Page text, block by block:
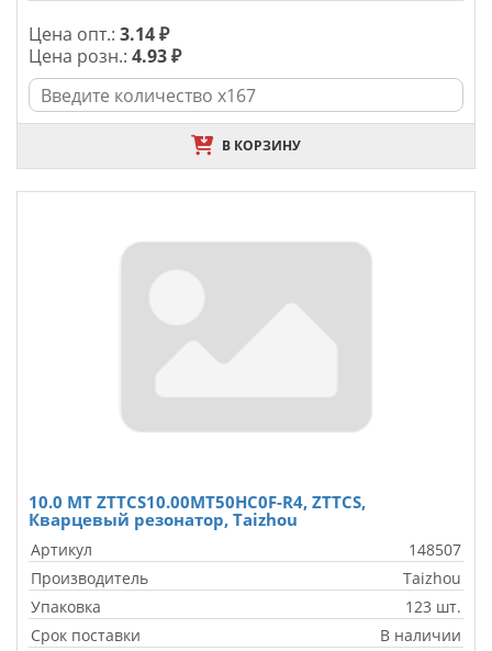
Цена опт.: 3.14 ₽
Цена розн.: 4.93 ₽
В КОРЗИНУ
10.0 МТ ZTTCS10.00MT50HC0F-R4, ZTTCS,
Кварцевый резонатор, Taizhou
Артикул
148507
Производитель
Taizhou
Упаковка
123 шт.
Срок поставки
В наличии